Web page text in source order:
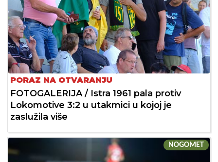
PORAZ NA OTVARANJU
FOTOGALERIJA / Istra 1961 pala protiv
Lokomotive 3:2 u utakmici u kojoj je
zaslužila više
NOGOMET